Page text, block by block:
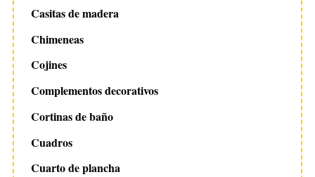
Casitas de madera
Chimeneas
Cojines
Complementos decorativos
Cortinas de baño
Cuadros
Cuarto de plancha